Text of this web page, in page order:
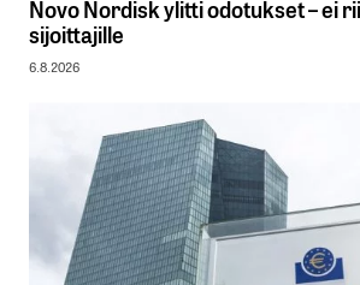
Novo Nordisk ylitti odotukset – ei
sijoittajille
6.8.2026